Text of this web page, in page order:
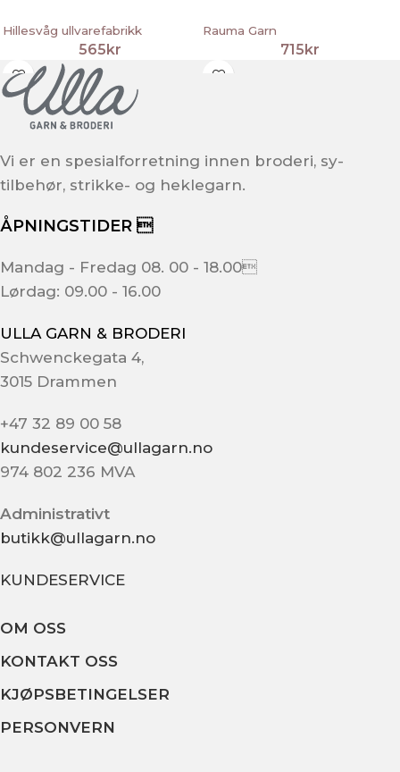
Hillesvåg ullvarefabrikk
565kr
Rauma Garn
715kr
Vi er en spesialforretning innen broderi, sy-
tilbehør, strikke- og heklegarn.
ÅPNINGSTIDER 
Mandag - Fredag 08. 00 - 18.00
Lørdag: 09.00 - 16.00
ULLA GARN & BRODERI
Schwenckegata 4,
3015 Drammen
+47 32 89 00 58
kundeservice@ullagarn.no
974 802 236 MVA
Administrativt
butikk@ullagarn.no
KUNDESERVICE
OM OSS
KONTAKT OSS
KJØPSBETINGELSER
PERSONVERN